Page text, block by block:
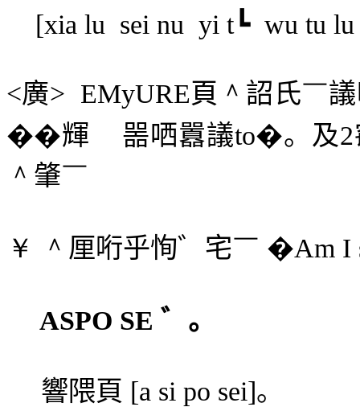
[xia lu sei nu yi t┗ wu tu lu
<廣> EMyURE 頁 ＾ 詔氏￣
��輝
噐哂囂議to�。及2
＾ 肇￣
￥ ＾ 厘哘乎恂゛宅￣ �Am I
ASPO SE ゛。
響隈頁 [a si po sei]。